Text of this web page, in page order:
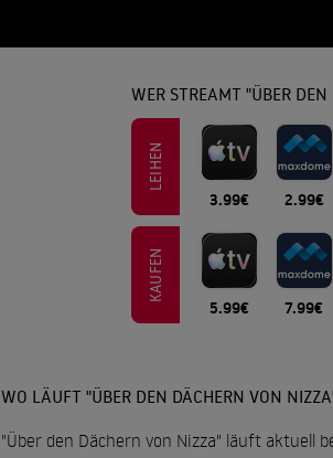
WER STREAMT "ÜBER
LEIHEN
3.99€ 2.99€
KAUFEN
5.99€ 7.99€
WO LÄUFT "ÜBER DEN DÄCHERN VON
"Über den Dächern von Nizza" läuft aktuell